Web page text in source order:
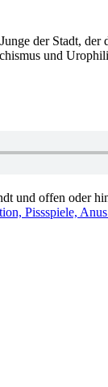
der Stadt,
und
und offen oder
Pissspiele,